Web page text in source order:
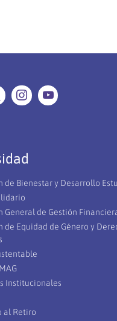
de Bienestar y Desarrollo
General de Gestión
de Equidad de Género y
Institucionales
al Retiro